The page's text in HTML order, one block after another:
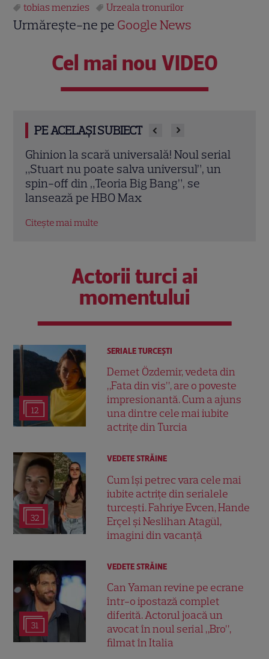
tobias menzies Urzeala tronurilor
Urmărește-ne pe Google News
Cel mai nou VIDEO
PE ACELAȘI SUBIECT
Ce seriale noi încep la TV în iulie 2026:
Can Yaman vine la PRO TV în „El Turco”,
iar AMC aduce noul sezon din „The
Walking Dead”
Citește mai multe
Actorii turci ai
momentului
12
SERIALE TURCEŞTI
Demet Özdemir, vedeta din
„Fata din vis”, are o poveste
impresionantă. Cum a ajuns
una dintre cele mai iubite
actrițe din Turcia
32
VEDETE STRĂINE
Cum își petrec vara cele mai
iubite actrițe din serialele
turcești. Fahriye Evcen, Hande
Erçel și Neslihan Atagül,
imagini din vacanță
31
VEDETE STRĂINE
Can Yaman revine pe ecrane
într-o ipostază complet
diferită. Actorul joacă un
avocat în noul serial „Bro”,
filmat în Italia